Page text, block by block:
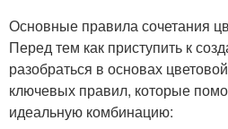
Основные правила сочетания
Перед тем как приступить к
разобраться в основах
ключевых правил, которые
идеальную комбинацию: